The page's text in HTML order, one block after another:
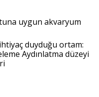
uygun akvaryum
duyduğu ortam:
Aydınlatma düzeyi